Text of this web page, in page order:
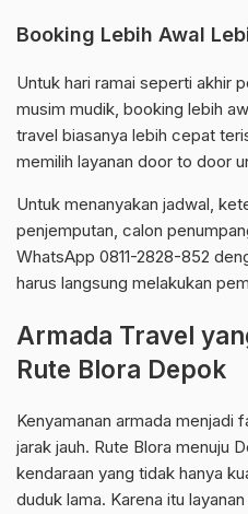
Booking Lebih Awal
Untuk hari ramai seperti akhir
musim mudik, booking lebih
travel biasanya lebih cepat
memilih layanan door to door
Untuk menanyakan jadwal,
penjemputan, calon
WhatsApp 0811-2828-852
harus langsung melakukan
Armada Travel
Rute Blora Depok
Kenyamanan armada menjadi
jarak jauh. Rute Blora menuju
kendaraan yang tidak hanya
duduk lama. Karena itu